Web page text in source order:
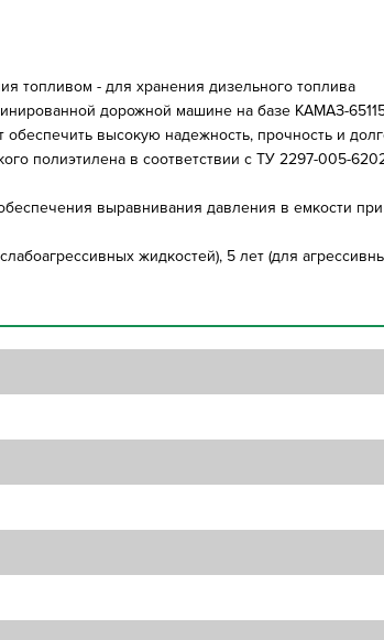
топливом - для хранения дизельного топлива
дорожной машине на базе КАМАЗ-
высокую надежность, прочность и
полиэтилена в соответствии с ТУ 2297-005-
выравнивания давления в емкости
жидкостей), 5 лет (для